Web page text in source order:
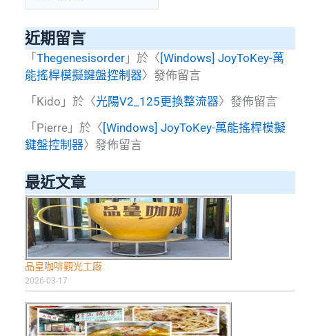
整
近期留言
「 Thegenesisorder 」於〈 [Windows] JoyToKey-萬
能搖桿模擬鍵盤控制器〉發佈留言
「 Kido 」於〈光陽V2_125更換整流器〉發佈留言
「 Pierre 」於〈[Windows] JoyToKey-萬能搖桿模擬
鍵盤控制器〉發佈留言
最近文章
品皇咖啡觀光工廠
2026-03-17